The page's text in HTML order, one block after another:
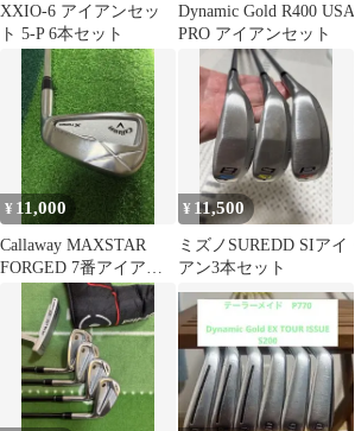
XXIO-6 アイアンセッ
ト 5-P 6本セット
Dynamic Gold R400 USA
PRO アイアンセット
¥ 11,000
Callaway MAXSTAR
FORGED 7番アイアン
¥ 11,500
ミズノSUREDD SIアイ
アン3本セット